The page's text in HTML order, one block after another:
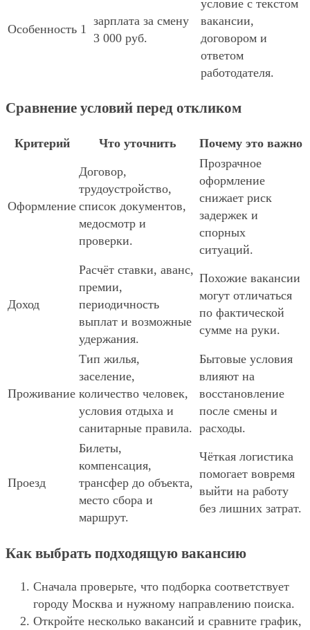
Особенность 1
зарплата за смену
3 000 руб.
условие с текстом
вакансии,
договором и
ответом
работодателя.
Сравнение условий перед откликом
Критерий Что уточнить Почему это важно
Оформление
Договор,
трудоустройство,
список документов,
медосмотр и
проверки.
Прозрачное
оформление
снижает риск
задержек и
спорных
ситуаций.
Доход
Расчёт ставки, аванс,
премии,
периодичность
выплат и возможные
удержания.
Похожие вакансии
могут отличаться
по фактической
сумме на руки.
Проживание
Тип жилья,
заселение,
количество человек,
условия отдыха и
санитарные правила.
Бытовые условия
влияют на
восстановление
после смены и
расходы.
Проезд
Билеты,
компенсация,
трансфер до объекта,
место сбора и
маршрут.
Чёткая логистика
помогает вовремя
выйти на работу
без лишних затрат.
Как выбрать подходящую вакансию
Сначала проверьте, что подборка соответствует
городу Москва и нужному направлению поиска.
Откройте несколько вакансий и сравните график,